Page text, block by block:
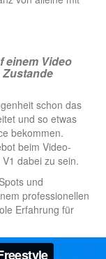
einem Video
schon das
und so etwas
bekommen.
beim Video-
dabei zu sein.
und
professionellen
Erfahrung für